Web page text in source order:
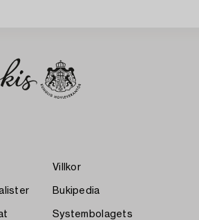
Villkor
Bukipedia
Systembolagets